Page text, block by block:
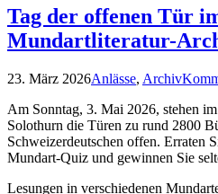
Tag der offenen Tür
Mundartliteratur-
23. März 2026Anlässe, Archiv
Am Sonntag, 3. Mai 2026, stehen
Solothurn die Türen zu rund 2800
Schweizerdeutschen offen. Erraten
Mundart-Quiz und gewinnen Sie
Lesungen in verschiedenen